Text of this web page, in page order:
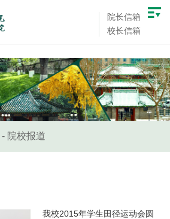
院长信箱
校长信箱
- 院校报道
我校2015年学生田径运动会圆